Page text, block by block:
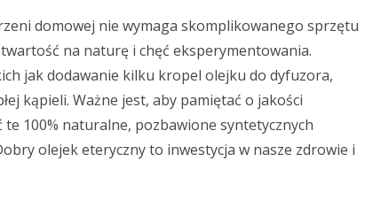
domowej nie wymaga skomplikowanego sprzętu
na naturę i chęć eksperymentowania.
jak dodawanie kilku kropel olejku do dyfuzora,
kąpieli. Ważne jest, aby pamiętać o jakości
100% naturalne, pozbawione syntetycznych
olejek eteryczny to inwestycja w nasze zdrowie i